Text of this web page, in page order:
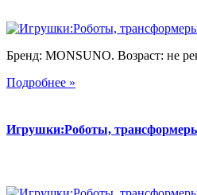
Бренд: MONSUNO. Возраст: не
Подробнее »
Игрушки:Роботы,